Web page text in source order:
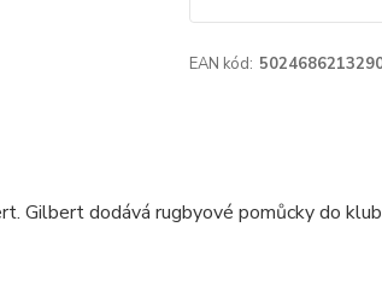
EAN kód:
Gilbert dodává rugbyové pomůcky do